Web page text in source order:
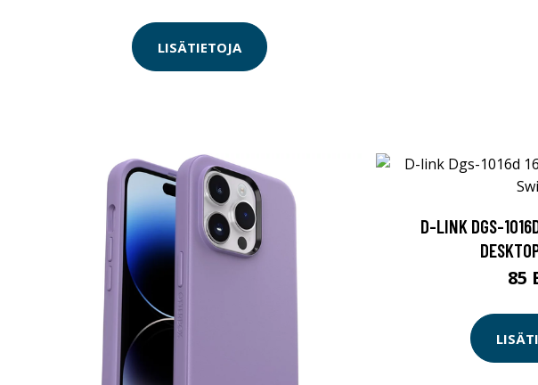
LISÄTIETOJA
D-LINK DGS-
85